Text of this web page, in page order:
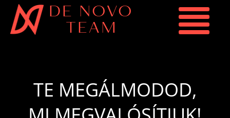
DE NOVO
TEAM
TE MEGÁLMODOD,